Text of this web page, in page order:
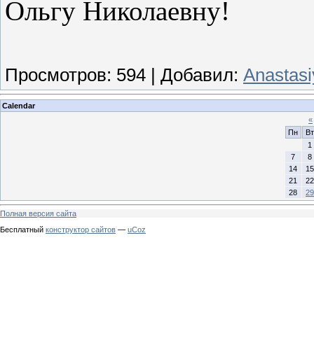
Ольгу Николаевну!
Просмотров: 594 Добавил:
Calendar
«
Пн
Вт
1
7
8
14
15
21
22
28
29
Полная версия сайта
Бесплатный конструктор сайтов — uCoz